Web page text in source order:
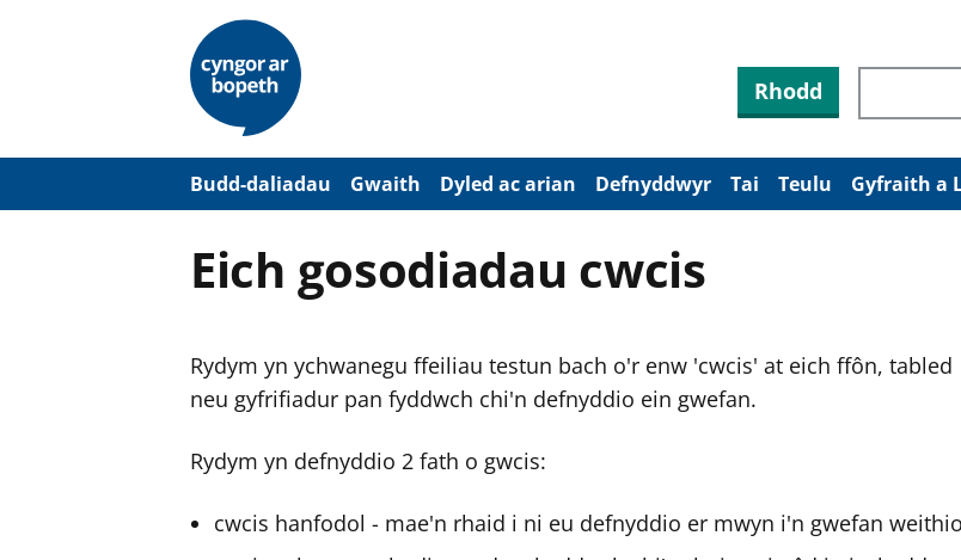
i
Rhodd
Budd-daliadau Gwaith Dyled ac arian Defnyddwyr Tai Teulu Gyfraith a
Eich gosodiadau cwcis
Rydym yn ychwanegu ffeiliau testun bach o'r enw 'cwcis' at eich ffôn, tabled
neu gyfrifiadur pan fyddwch chi'n defnyddio ein gwefan.
Rydym yn defnyddio 2 fath o gwcis:
cwcis hanfodol - mae'n rhaid i ni eu defnyddio er mwyn i'n gwefan weithio